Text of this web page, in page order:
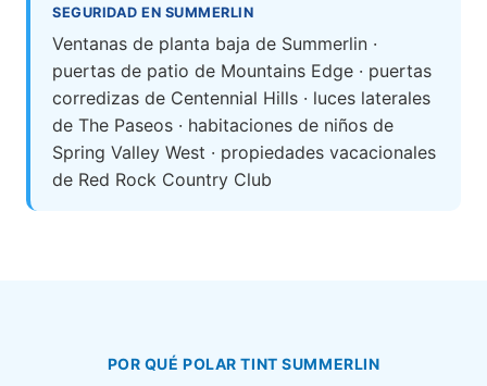
SEGURIDAD EN SUMMERLIN
Ventanas de planta baja de Summerlin ·
puertas de patio de Mountains Edge · puertas
corredizas de Centennial Hills · luces laterales
de The Paseos · habitaciones de niños de
Spring Valley West · propiedades vacacionales
de Red Rock Country Club
POR QUÉ POLAR TINT SUMMERLIN